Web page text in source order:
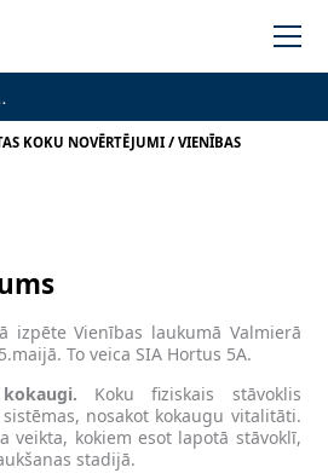
KOKU NOVĒRTĒJUMI /VIENĪBAS
izpēte Vienības laukumā Valmierā
To veica SIA Hortus 5A.
Koku fiziskais stāvoklis
nosakot kokaugu vitalitāti.
veikta, kokiem esot lapotā stāvoklī,
stadijā.